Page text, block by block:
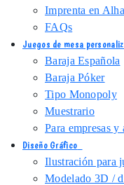
Imprenta en
FAQs
Juegos de mesa
Baraja Española
Baraja Póker
Tipo Monopoly
Muestrario
Para empresas
Diseño Gráfico
Ilustración para
Modelado 3D /